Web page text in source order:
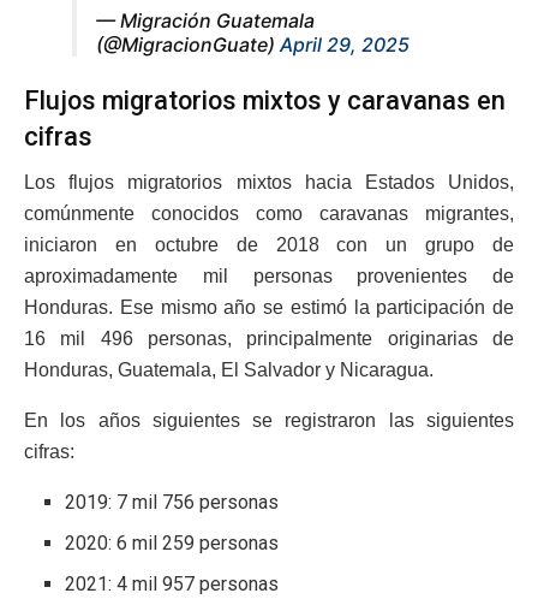
— Migración Guatemala
(@MigracionGuate) April 29, 2025
Flujos migratorios mixtos y caravanas en
cifras
Los flujos migratorios mixtos hacia Estados Unidos,
comúnmente conocidos como caravanas migrantes,
iniciaron en octubre de 2018 con un grupo de
aproximadamente mil personas provenientes de
Honduras. Ese mismo año se estimó la participación de
16 mil 496 personas, principalmente originarias de
Honduras, Guatemala, El Salvador y Nicaragua.
En los años siguientes se registraron las siguientes
cifras:
2019: 7 mil 756 personas
2020: 6 mil 259 personas
2021: 4 mil 957 personas